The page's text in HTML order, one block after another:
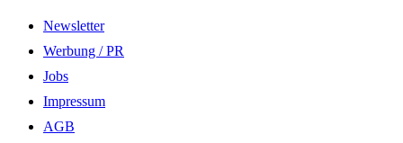
Newsletter
Werbung / PR
Jobs
Impressum
AGB